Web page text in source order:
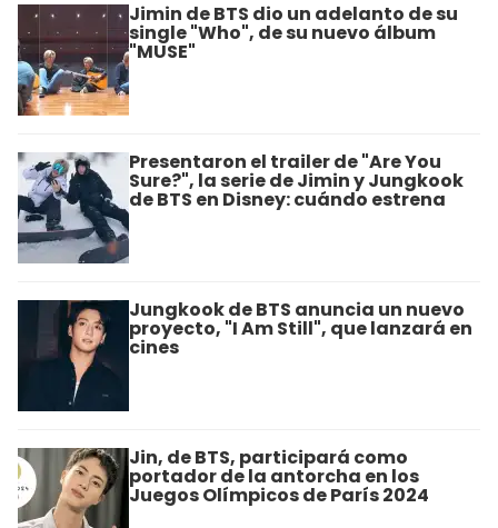
Jimin de BTS dio un adelanto de su
single "Who", de su nuevo álbum
"MUSE"
Presentaron el trailer de "Are You
Sure?", la serie de Jimin y Jungkook
de BTS en Disney: cuándo estrena
Jungkook de BTS anuncia un nuevo
proyecto, "I Am Still", que lanzará en
cines
Jin, de BTS, participará como
portador de la antorcha en los
Juegos Olímpicos de París 2024